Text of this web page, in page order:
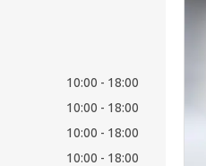
10:00
18:00
10:00
18:00
10:00
18:00
10:00
18:00